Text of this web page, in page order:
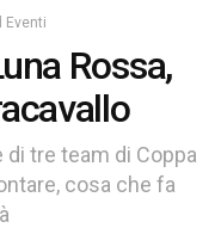
Eventi
Rossa,
di tre team di Coppa
cosa che fa